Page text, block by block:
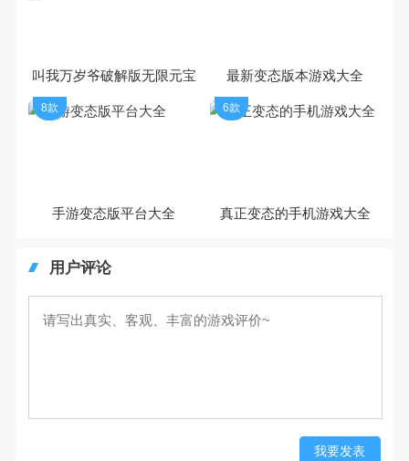
叫我万岁爷破解版无限元宝 最新变态版本游戏大全
手游变态版平台大全
8款
真正变态的手机游戏大全
6款
用户评论
我要发表